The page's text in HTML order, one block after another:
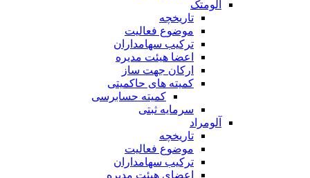
آلومتک
تاریخچه
موضوع فعالیت
ترکیب سهامداران
اعضا هیئت مدیره
ارکان جهت ساز
کمیته های حاکمیتی
کمیته حسابرسی
سرمایه ثبتی
آلومراد
تاریخچه
موضوع فعالیت
ترکیب سهامداران
اعضای هیئت مدیره